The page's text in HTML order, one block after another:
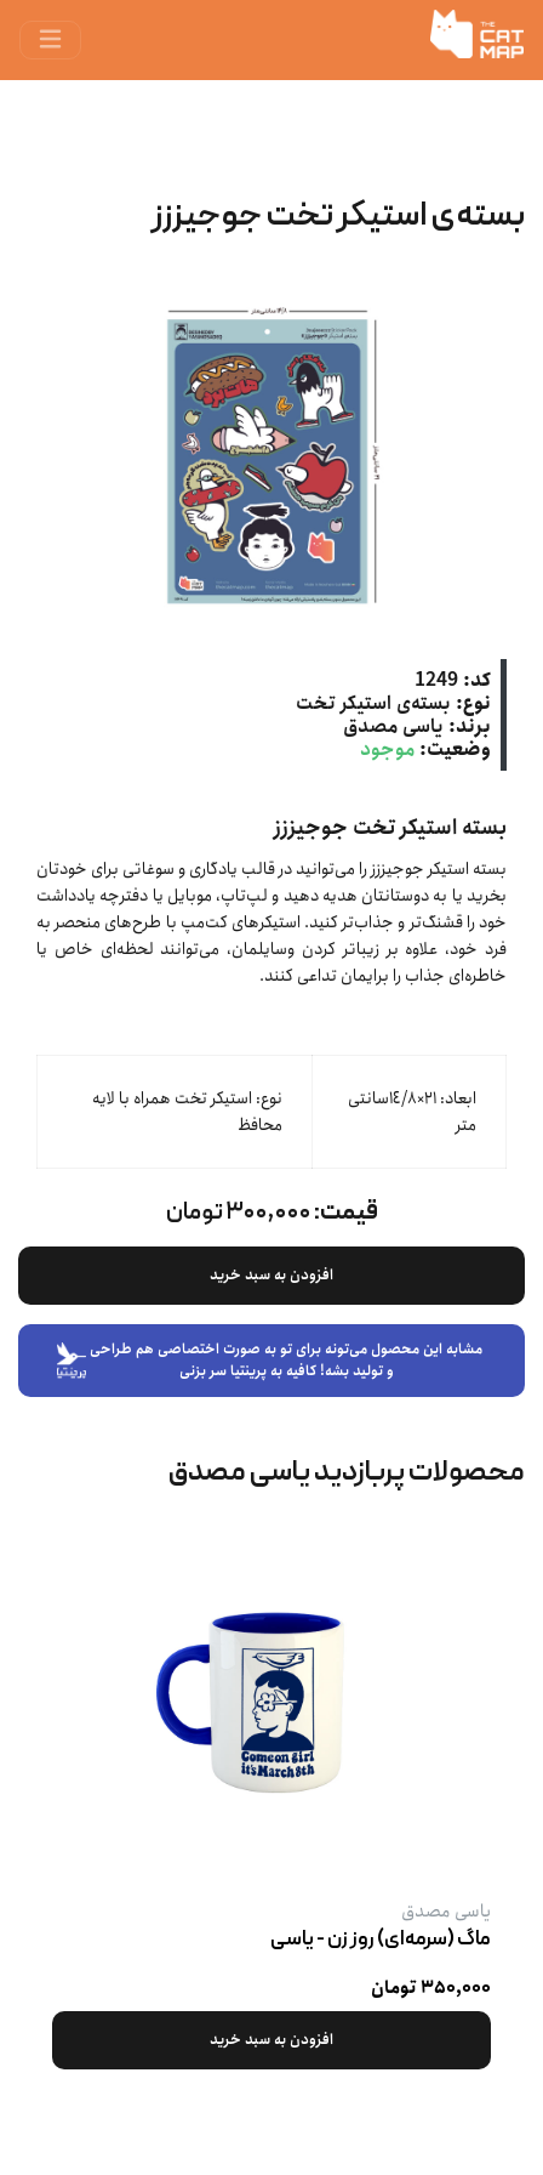
بسته‌ی استیکر تخت جوجیززز
کد: 1249
نوع: بسته‌ی استیکر تخت
برند: یاسی مصدق
وضعیت: موجود
بسته استیکر تخت جوجیززز
بسته استیکر جوجیززز را می‌توانید در قالب یادگاری و سوغاتی برای خودتان
بخرید یا به دوستانتان هدیه دهید و لپ‌تاپ، موبایل یا دفترچه یادداشت
خود را قشنگ‌تر و جذاب‌تر کنید. استیکرهای کت‌مپ با طرح‌های منحصر به
فرد خود، علاوه بر زیباتر کردن وسایلمان، می‌توانند لحظه‌ای خاص یا
خاطره‌ای جذاب را برایمان تداعی کنند.
ابعاد: ٢١×١٤/٨سانتی
متر
نوع: استیکر تخت همراه با لایه
محافظ
قیمت:۳۰۰,۰۰۰ تومان
افزودن به سبد خرید
مشابه این محصول می‌تونه برای تو به صورت اختصاصی هم طراحی
و تولید بشه! کافیه به پرینتیا سر بزنی
محصولات پربازدید یاسی مصدق
یاسی مصدق
ماگ (سرمه‌ای) روز زن - یاسی
۳۵۰,۰۰۰ تومان
افزودن به سبد خرید